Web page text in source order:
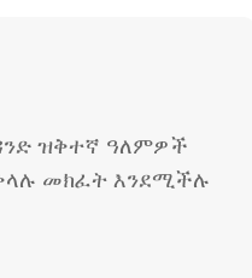
ዝቅተኛ ዓለምዎች
መክፈት እንደሚችሉ